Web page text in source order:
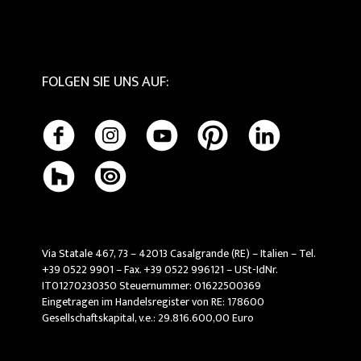
FOLGEN SIE UNS AUF:
Via Statale 467, 73 – 42013 Casalgrande (RE) – Italien – Tel.
+39 0522 9901 – Fax. +39 0522 996121 – USt-IdNr.
IT01270230350 Steuernummer: 01622500369
Eingetragen im Handelsregister von RE: 178600
Gesellschaftskapital, v.e.: 29.816.600,00 Euro